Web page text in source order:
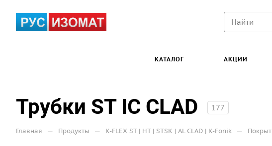
КАТАЛОГ АКЦИИ
Трубки ST IC CLAD 177
Главная — Продукты — K-FLEX ST | HT | STSK | AL CLAD | K-Fonik —